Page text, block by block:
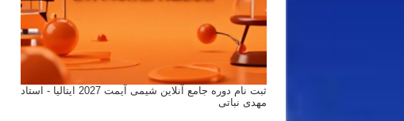
ثبت نام دوره جامع آنلاین شیمی آیمت 2027 ایتالیا - استاد
مهدی نباتی